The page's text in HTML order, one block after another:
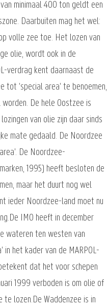
minimaal 400 ton geldt een
Daarbuiten mag het wel:
volle zee toe. Het lozen van
olie, wordt ook in de
verdrag kent daarnaast de
tot 'special area' te benoemen,
De hele Oostzee is
van olie zijn daar sinds
mate gedaald. De Noordzee
De Noordzee-
1995) heeft besloten de
maar het duurt nog wel
ieder Noordzee-land moet nu
IMO heeft in december
wateren ten westen van
het kader van de MARPOL-
dat het voor schepen
1999 verboden is om olie of
lozen.De Waddenzee is in